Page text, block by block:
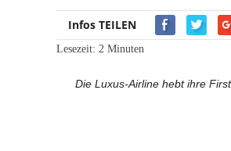
t
Infos TEILEN
Lesezeit: 2 Minuten
Die Luxus-Airline hebt ihre